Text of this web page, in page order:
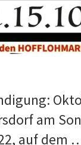
[…]
am
auf dem